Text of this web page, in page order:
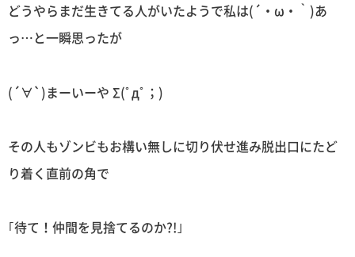
どうやらまだ生きてる人がいたようで私は(´・ω・｀)あ
っ…と一瞬思ったが
(´∀`)まーいーや Σ(ﾟдﾟ；)
その人もゾンビもお構い無しに切り伏せ進み脱出口にたど
り着く直前の角で
｢待て！仲間を見捨てるのか?!｣